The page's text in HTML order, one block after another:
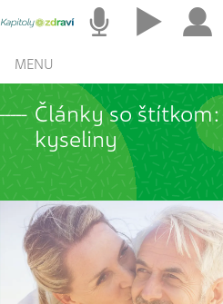
MENU
Články so
kyseliny